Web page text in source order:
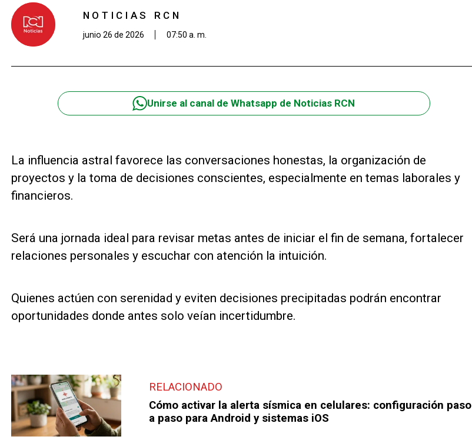
NOTICIAS RCN
junio 26 de 2026 07:50 a. m.
Unirse al canal de Whatsapp de Noticias RCN
La influencia astral favorece las conversaciones honestas, la organización de
proyectos y la toma de decisiones conscientes, especialmente en temas laborales y
financieros.
Será una jornada ideal para revisar metas antes de iniciar el fin de semana, fortalecer
relaciones personales y escuchar con atención la intuición.
Quienes actúen con serenidad y eviten decisiones precipitadas podrán encontrar
oportunidades donde antes solo veían incertidumbre.
RELACIONADO
Cómo activar la alerta sísmica en celulares: configuración paso
a paso para Android y sistemas iOS